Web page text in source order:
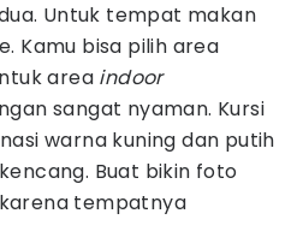
Untuk tempat makan
Kamu bisa pilih area
area indoor
sangat nyaman. Kursi
warna kuning dan putih
Buat bikin foto
tempatnya